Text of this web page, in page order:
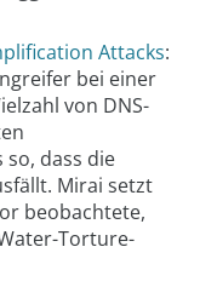
Attacks:
bei einer
von DNS-
so, dass die
Mirai setzt
beobachtete,
Torture-